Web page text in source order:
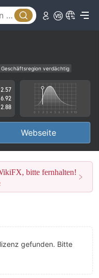
Geschäftsregion verdächtig
2.57
6.92
2.88
Webseite
bitte fernhalten!
gefunden. Bitte